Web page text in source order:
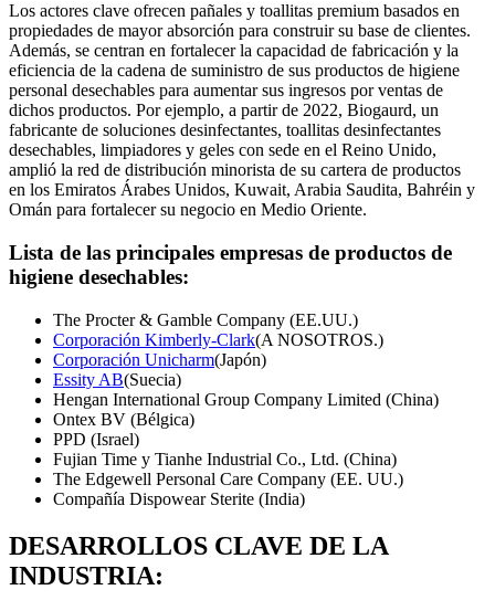
Los actores clave ofrecen pañales y toallitas premium basados ​​en
propiedades de mayor absorción para construir su base de clientes.
Además, se centran en fortalecer la capacidad de fabricación y la
eficiencia de la cadena de suministro de sus productos de higiene
personal desechables para aumentar sus ingresos por ventas de
dichos productos. Por ejemplo, a partir de 2022, Biogaurd, un
fabricante de soluciones desinfectantes, toallitas desinfectantes
desechables, limpiadores y geles con sede en el Reino Unido,
amplió la red de distribución minorista de su cartera de productos
en los Emiratos Árabes Unidos, Kuwait, Arabia Saudita, Bahréin y
Omán para fortalecer su negocio en Medio Oriente.
Lista de las principales empresas de productos de
higiene desechables:
The Procter & Gamble Company (EE.UU.)
Corporación Kimberly-Clark(A NOSOTROS.)
Corporación Unicharm(Japón)
Essity AB(Suecia)
Hengan International Group Company Limited (China)
Ontex BV (Bélgica)
PPD (Israel)
Fujian Time y Tianhe Industrial Co., Ltd. (China)
The Edgewell Personal Care Company (EE. UU.)
Compañía Dispowear Sterite (India)
DESARROLLOS CLAVE DE LA
INDUSTRIA: